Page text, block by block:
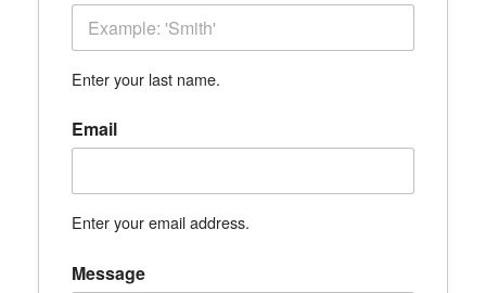
Enter your last name.
Email
Enter your email address.
Message